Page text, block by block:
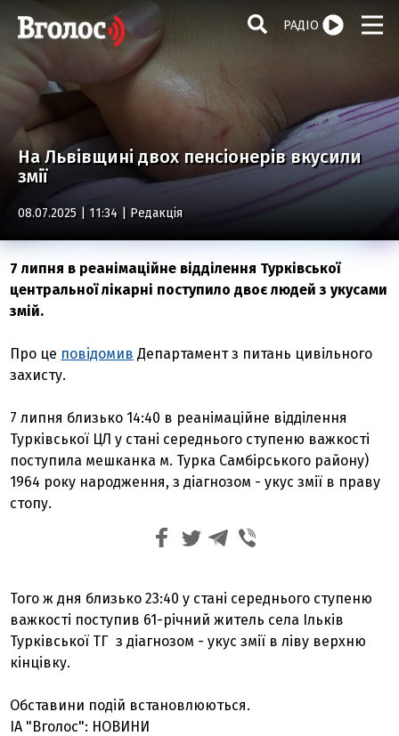
РАДІО
На Львівщині двох пенсіонерів вкусили
змії
08.07.2025 | 11:34 | Редакція
7 липня в реанімаційне відділення Турківської
центральної лікарні поступило двоє людей з укусами
змій.
Про це повідомив Департамент з питань цивільного
захисту.
7 липня близько 14:40 в реанімаційне відділення
Турківської ЦЛ у стані середнього ступеню важкості
поступила мешканка м. Турка Самбірського району)
1964 року народження, з діагнозом - укус змії в праву
стопу.
Того ж дня близько 23:40 у стані середнього ступеню
важкості поступив 61-річний житель села Ільків
Турківської ТГ з діагнозом - укус змії в ліву верхню
кінцівку.
Обставини подій встановлюються.
ІА "Вголос": НОВИНИ